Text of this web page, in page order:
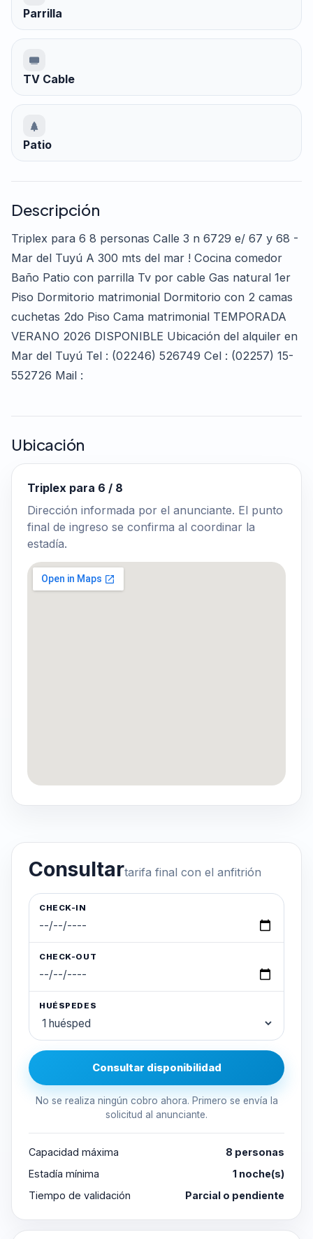
Parrilla
TV Cable
Patio
Descripción
Triplex para 6 8 personas Calle 3 n 6729 e/ 67 y 68 -
Mar del Tuyú A 300 mts del mar ! Cocina comedor
Baño Patio con parrilla Tv por cable Gas natural 1er
Piso Dormitorio matrimonial Dormitorio con 2 camas
cuchetas 2do Piso Cama matrimonial TEMPORADA
VERANO 2026 DISPONIBLE Ubicación del alquiler en
Mar del Tuyú Tel : (02246) 526749 Cel : (02257) 15-
552726 Mail :
Ubicación
Triplex para 6 / 8
Dirección informada por el anunciante. El punto
final de ingreso se confirma al coordinar la
estadía.
Consultartarifa final con el anfitrión
CHECK-IN
CHECK-OUT
HUÉSPEDES
Consultar disponibilidad
No se realiza ningún cobro ahora. Primero se envía la
solicitud al anunciante.
Capacidad máxima
8 personas
Estadía mínima
1 noche(s)
Tiempo de validación
Parcial o pendiente